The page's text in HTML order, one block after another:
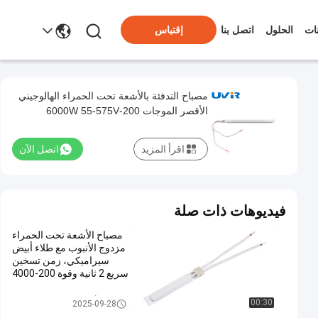
الحلول اتصل بنا إقتباس
مصباح التدفئة بالأشعة تحت الحمراء الهالوجيني
الأقصر الموجات 200-6000W 55-575V
اتصل الآن اقرأ المزيد
فيديوهات ذات صلة
00:30
مصباح الأشعة تحت الحمراء
مزدوج الأنبوب مع طلاء أبيض
سيراميكي، زمن تسخين
سريع 2 ثانية وقوة 200-4000
مصابيح الأشعة تحت الحمراء ذات ا
2025-09-28